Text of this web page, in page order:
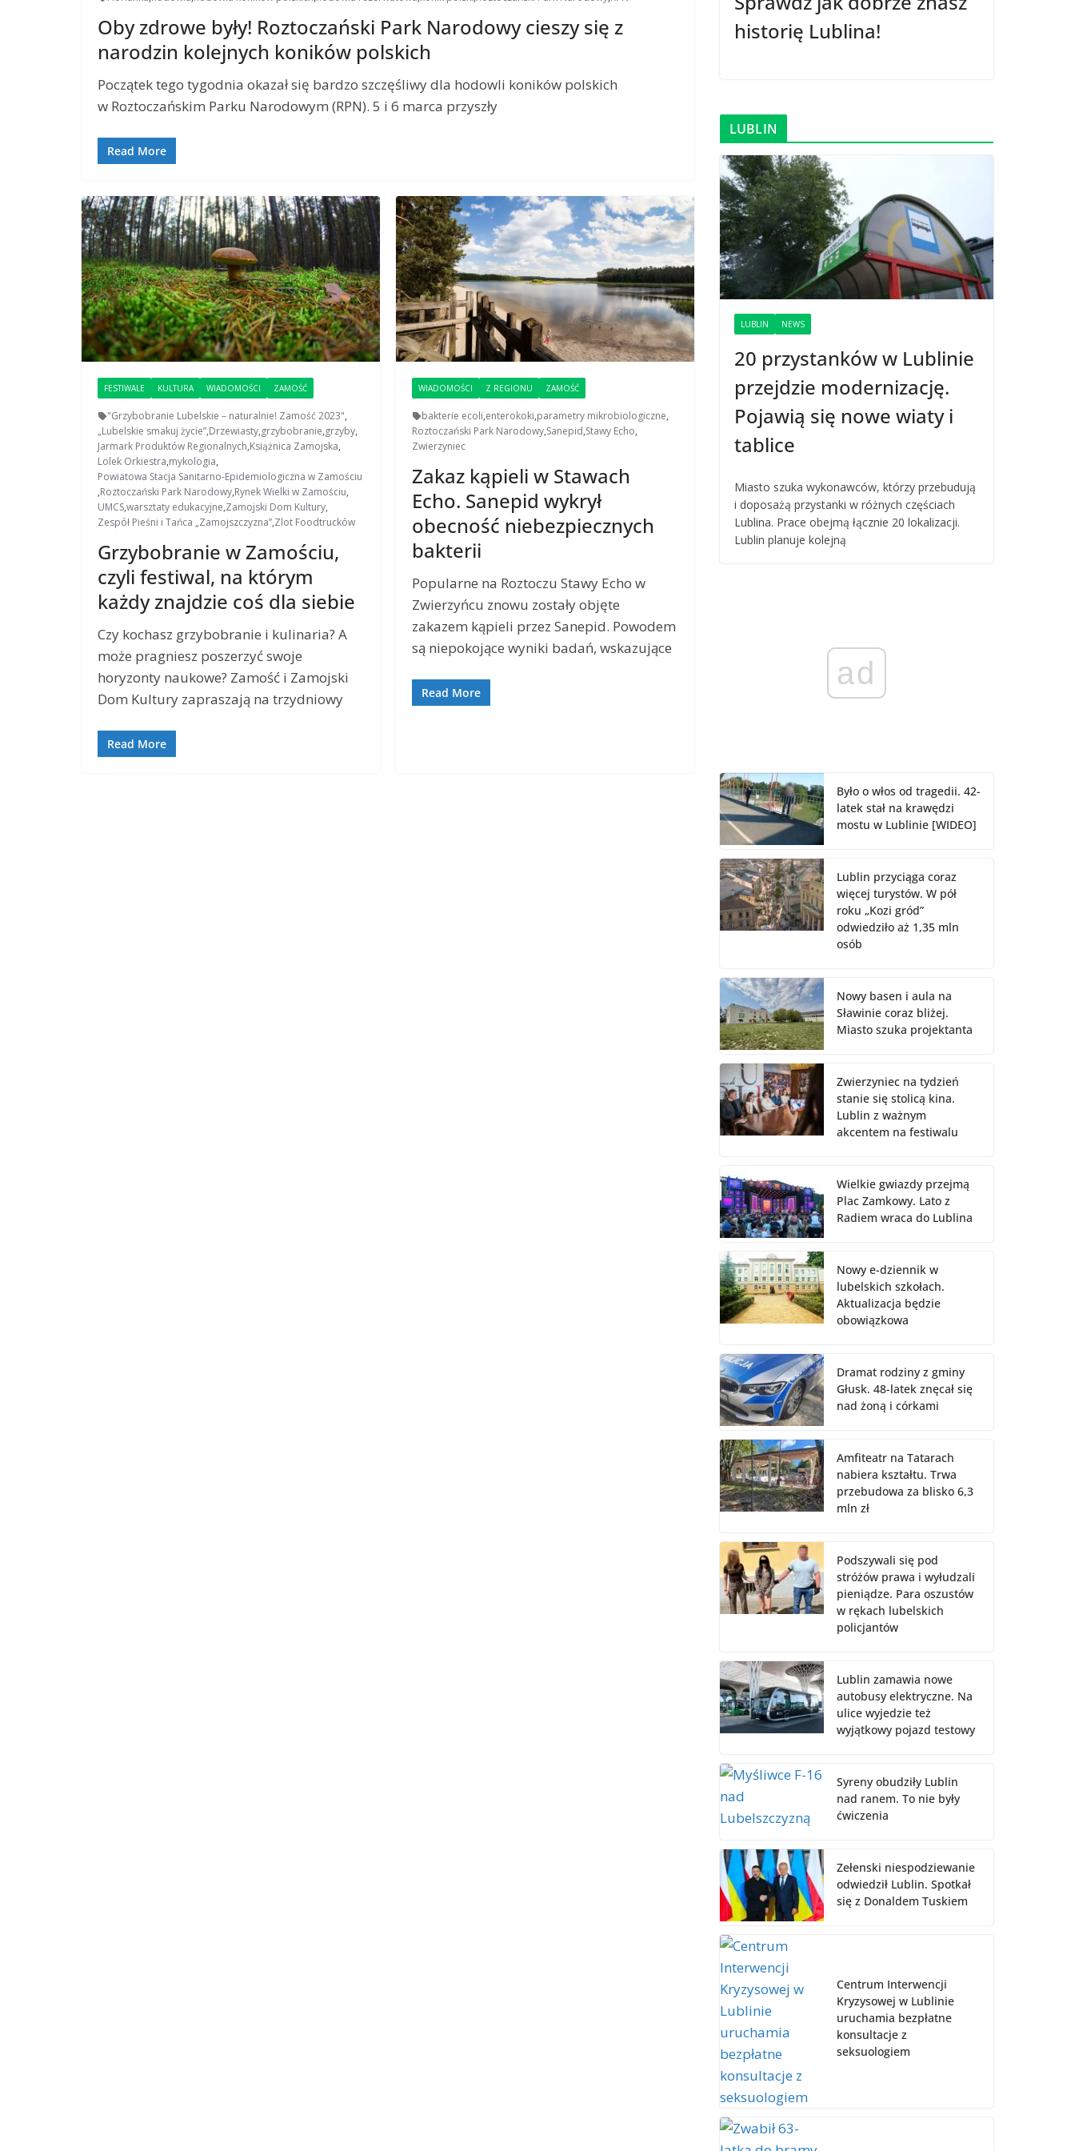
Oby zdrowe były! Roztoczański Park Narodowy cieszy się z
narodzin kolejnych koników polskich
Początek tego tygodnia okazał się bardzo szczęśliwy dla hodowli koników polskich
w Roztoczańskim Parku Narodowym (RPN). 5 i 6 marca przyszły
Read More
FESTIWALE KULTURA WIADOMOŚCI ZAMOŚĆ
"Grzybobranie Lubelskie – naturalnie! Zamość 2023",
„Lubelskie smakuj życie”,Drzewiasty,grzybobranie,grzyby,
Jarmark Produktów Regionalnych,Książnica Zamojska,
Lolek Orkiestra,mykologia,
Powiatowa Stacja Sanitarno-Epidemiologiczna w Zamościu
,Roztoczański Park Narodowy,Rynek Wielki w Zamościu,
UMCS,warsztaty edukacyjne,Zamojski Dom Kultury,
Zespół Pieśni i Tańca „Zamojszczyzna”,Zlot Foodtrucków
Grzybobranie w Zamościu,
czyli festiwal, na którym
każdy znajdzie coś dla siebie
Czy kochasz grzybobranie i kulinaria? A
może pragniesz poszerzyć swoje
horyzonty naukowe? Zamość i Zamojski
Dom Kultury zapraszają na trzydniowy
Read More
WIADOMOŚCI Z REGIONU ZAMOŚĆ
bakterie ecoli,enterokoki,parametry mikrobiologiczne,
Roztoczański Park Narodowy,Sanepid,Stawy Echo,
Zwierzyniec
Zakaz kąpieli w Stawach
Echo. Sanepid wykrył
obecność niebezpiecznych
bakterii
Popularne na Roztoczu Stawy Echo w
Zwierzyńcu znowu zostały objęte
zakazem kąpieli przez Sanepid. Powodem
są niepokojące wyniki badań, wskazujące
Read More
historię Lublina!
LUBLIN
LUBLIN NEWS
20 przystanków w Lublinie
przejdzie modernizację.
Pojawią się nowe wiaty i
tablice
Miasto szuka wykonawców, którzy przebudują
i doposażą przystanki w różnych częściach
Lublina. Prace obejmą łącznie 20 lokalizacji.
Lublin planuje kolejną
ad
Było o włos od tragedii. 42-
latek stał na krawędzi
mostu w Lublinie [WIDEO]
Lublin przyciąga coraz
więcej turystów. W pół
roku „Kozi gród”
odwiedziło aż 1,35 mln
osób
Nowy basen i aula na
Sławinie coraz bliżej.
Miasto szuka projektanta
Zwierzyniec na tydzień
stanie się stolicą kina.
Lublin z ważnym
akcentem na festiwalu
Wielkie gwiazdy przejmą
Plac Zamkowy. Lato z
Radiem wraca do Lublina
Nowy e-dziennik w
lubelskich szkołach.
Aktualizacja będzie
obowiązkowa
Dramat rodziny z gminy
Głusk. 48-latek znęcał się
nad żoną i córkami
Amfiteatr na Tatarach
nabiera kształtu. Trwa
przebudowa za blisko 6,3
mln zł
Podszywali się pod
stróżów prawa i wyłudzali
pieniądze. Para oszustów
w rękach lubelskich
policjantów
Lublin zamawia nowe
autobusy elektryczne. Na
ulice wyjedzie też
wyjątkowy pojazd testowy
Syreny obudziły Lublin
nad ranem. To nie były
ćwiczenia
Zełenski niespodziewanie
odwiedził Lublin. Spotkał
się z Donaldem Tuskiem
Centrum Interwencji
Kryzysowej w Lublinie
uruchamia bezpłatne
konsultacje z
seksuologiem